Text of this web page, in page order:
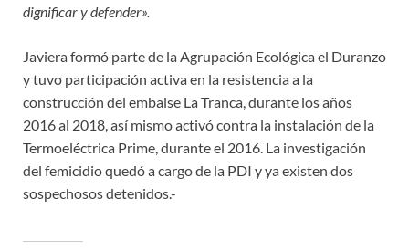
dignificar y defender».
Javiera formó parte de la Agrupación Ecológica el Duranzo
y tuvo participación activa en la resistencia a la
construcción del embalse La Tranca, durante los años
2016 al 2018, así mismo activó contra la instalación de la
Termoeléctrica Prime, durante el 2016. La investigación
del femicidio quedó a cargo de la PDI y ya existen dos
sospechosos detenidos.-